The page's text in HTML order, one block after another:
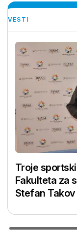
VESTI
Troje
Fakulteta za
Stefan Takov